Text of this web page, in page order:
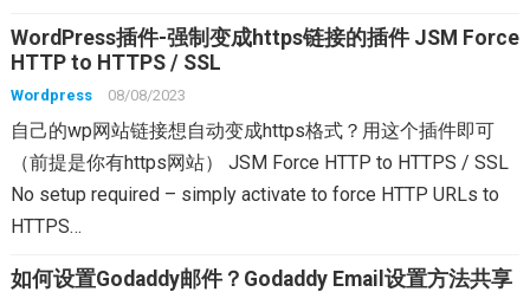
WordPress插件-强制变成https链接的插件 JSM Force
HTTP to HTTPS / SSL
Wordpress 08/08/2023
自己的wp网站链接想自动变成https格式？用这个插件即可
（前提是你有https网站） JSM Force HTTP to HTTPS / SSL
No setup required – simply activate to force HTTP URLs to
HTTPS…
如何设置Godaddy邮件？Godaddy Email设置方法共享